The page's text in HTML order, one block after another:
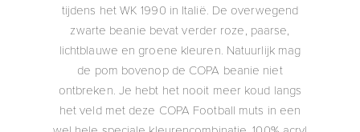
tijdens het WK 1990 in Italië. De overwegend
zwarte beanie bevat verder roze, paarse,
lichtblauwe en groene kleuren. Natuurlijk mag
de pom bovenop de COPA beanie niet
ontbreken. Je hebt het nooit meer koud langs
het veld met deze COPA Football muts in een